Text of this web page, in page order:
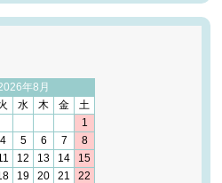
年8月
水 木 金
土
1
4 5 6 7
8
12 13 14
15
19 20 21
22